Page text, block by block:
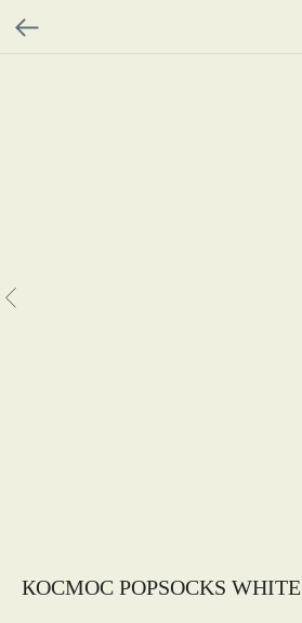
КОСМОС POPSOCKS WHITE